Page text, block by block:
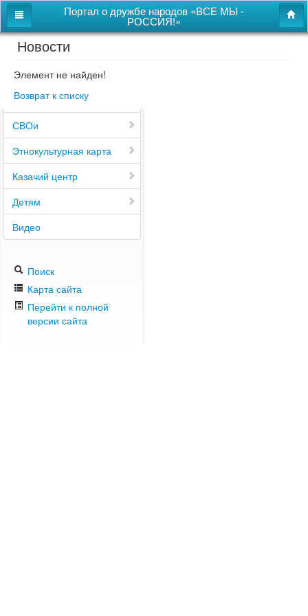
Портал о дружбе народов «ВСЕ МЫ -
РОССИЯ!»
Главная
Дом дружбы народов
Новости
СВОи
Этнокультурная карта
Казачий центр
Детям
Видео
Поиск
Карта сайта
Перейти к полной
версии сайта
Новости
Элемент не найден!
Возврат к списку